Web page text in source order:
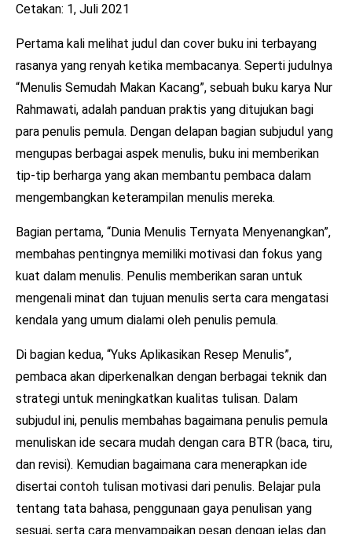
Cetakan: 1, Juli 2021
Pertama kali melihat judul dan cover buku ini terbayang
rasanya yang renyah ketika membacanya. Seperti judulnya
“Menulis Semudah Makan Kacang”, sebuah buku karya Nur
Rahmawati, adalah panduan praktis yang ditujukan bagi
para penulis pemula. Dengan delapan bagian subjudul yang
mengupas berbagai aspek menulis, buku ini memberikan
tip-tip berharga yang akan membantu pembaca dalam
mengembangkan keterampilan menulis mereka.
Bagian pertama, “Dunia Menulis Ternyata Menyenangkan”,
membahas pentingnya memiliki motivasi dan fokus yang
kuat dalam menulis. Penulis memberikan saran untuk
mengenali minat dan tujuan menulis serta cara mengatasi
kendala yang umum dialami oleh penulis pemula.
Di bagian kedua, “Yuks Aplikasikan Resep Menulis”,
pembaca akan diperkenalkan dengan berbagai teknik dan
strategi untuk meningkatkan kualitas tulisan. Dalam
subjudul ini, penulis membahas bagaimana penulis pemula
menuliskan ide secara mudah dengan cara BTR (baca, tiru,
dan revisi). Kemudian bagaimana cara menerapkan ide
disertai contoh tulisan motivasi dari penulis. Belajar pula
tentang tata bahasa, penggunaan gaya penulisan yang
sesuai, serta cara menyampaikan pesan dengan jelas dan